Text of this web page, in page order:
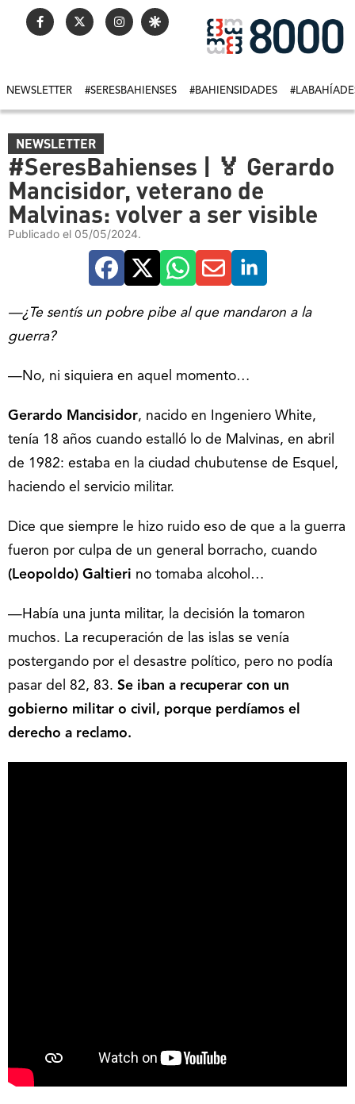
NEWSLETTER #SERESBAHIENSES #BAHIENSIDADES
NEWSLETTER
#SeresBahienses | 🏅 Gerardo
Mancisidor, veterano de
Malvinas: volver a ser visible
Publicado el 05/05/2024.
—¿Te sentís un pobre pibe al que mandaron a la
guerra?
—No, ni siquiera en aquel momento…
Gerardo Mancisidor, nacido en Ingeniero White,
tenía 18 años cuando estalló lo de Malvinas, en abril
de 1982: estaba en la ciudad chubutense de Esquel,
haciendo el servicio militar.
Dice que siempre le hizo ruido eso de que a la guerra
fueron por culpa de un general borracho, cuando
(Leopoldo) Galtieri no tomaba alcohol…
—Había una junta militar, la decisión la tomaron
muchos. La recuperación de las islas se venía
postergando por el desastre político, pero no podía
pasar del 82, 83. Se iban a recuperar con un
gobierno militar o civil, porque perdíamos el
derecho a reclamo.